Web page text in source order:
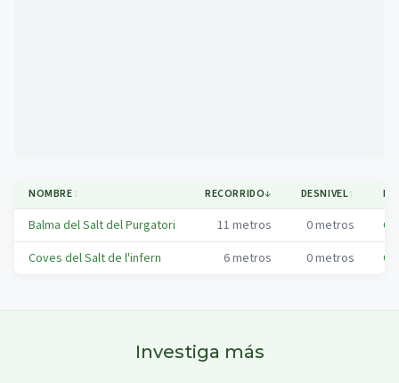
NOMBRE↕ RECORRIDO↓ DESNIVEL↕
Balma del Salt del Purgatori 11 metros 0metros
Coves del Salt de l'infern
6metros 0metros
Investiga más